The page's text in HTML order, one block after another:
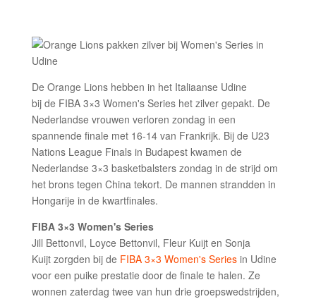
De Orange Lions hebben in het Italiaanse Udine
bij de FIBA 3×3 Women's Series het zilver gepakt. De
Nederlandse vrouwen verloren zondag in een
spannende finale met 16-14 van Frankrijk. Bij de U23
Nations League Finals in Budapest kwamen de
Nederlandse 3×3 basketbalsters zondag in de strijd om
het brons tegen China tekort. De mannen strandden in
Hongarije in de kwartfinales.
FIBA 3×3 Women's Series
Jill Bettonvil, Loyce Bettonvil, Fleur Kuijt en Sonja
Kuijt zorgden bij de FIBA 3×3 Women's Series in Udine
voor een puike prestatie door de finale te halen. Ze
wonnen zaterdag twee van hun drie groepswedstrijden,